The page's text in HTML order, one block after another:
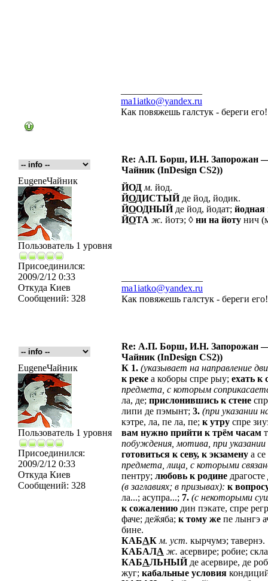
ma1iatko@yandex.ru
Как повяжешь галстук - береги
Re: А.П. Борш, И.Н. Запорожан —
Чайник (InDesign CS2))
EugeneЧайник
Пользователь 1 уровня
Присоединился:
2009/2/12 0:33
Откуда Киев
Сообщений: 328
ЙОД м. йод.
ЙОДИСТЫЙде йод, йодик.
ЙООДНЫЙде йод, йодат; йодная
ЙОТА ж. йотэ; ◊ ни на йоту нич
ma1iatko@yandex.ru
Как повяжешь галстук - береги
Re: А.П. Борш, И.Н. Запорожан —
Чайник (InDesign CS2))
EugeneЧайник
Пользователь 1 уровня
Присоединился:
2009/2/12 0:33
Откуда Киев
Сообщений: 328
К 1. (указывает на направление
к реке а коборы спре рыу; ехать к
предмета, с которым
ла, де; прислонившись к стене
липи де пэмынт; 3. (при указании
кэтре, ла, пе ла, пе; к утру спре
вам нужно прийти к трём часам
побуждения, мотива, при указании
готовиться к севу, к экзамену а
предмета, лица, с которыми
пентру; любовь к родине
(в заглавиях; в призывах): к
ла...; асупра...; 7. (с некоторыми
к сожалению дин пэкате, спре
фаче; деӂяба; к тому же пе лынгэ
бине.
КАБАК м. уст. кырчумэ; тавернэ.
КАБАЛА ж. асервире; робие;
КАБАЛЬНЫЙде асервире, де
жуг; кабальные условия